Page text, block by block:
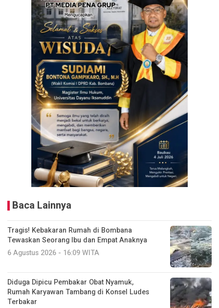
Baca Lainnya
Tragis! Kebakaran Rumah di Bombana
Tewaskan Seorang Ibu dan Empat Anaknya
6 Agustus 2026 - 16:09 WITA
Diduga Dipicu Pembakar Obat Nyamuk,
Rumah Karyawan Tambang di Konsel Ludes
Terbakar